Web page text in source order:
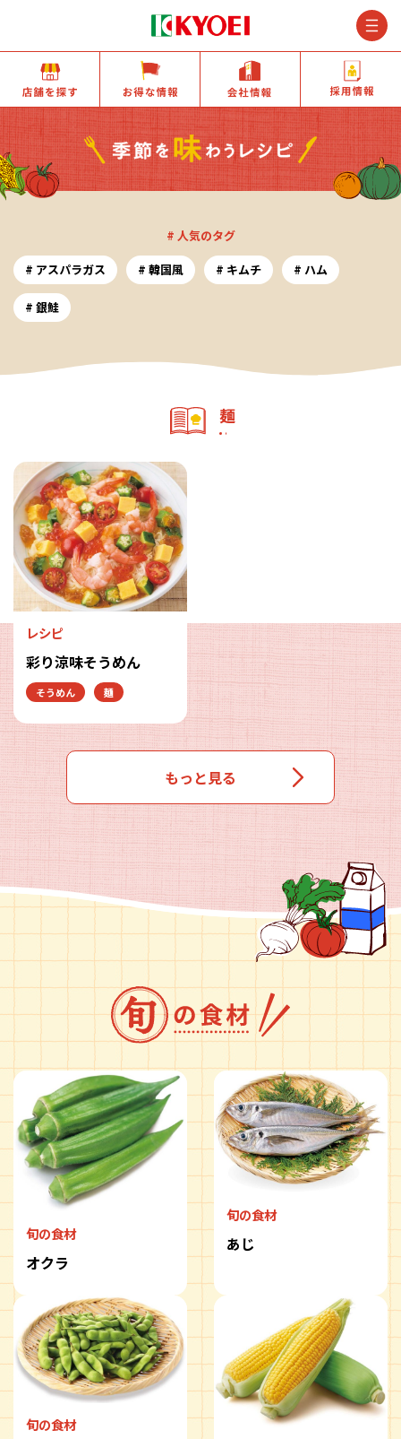
店舗を探す お得な情報 会社情報
# 人気のタグ
アスパラガス
韓国風 キムチ ハム
銀鮭
麺
レシピ
彩り涼味そうめん
そうめん 麺
もっと見る
旬の食材
オクラ
旬の食材
あじ
旬の食材